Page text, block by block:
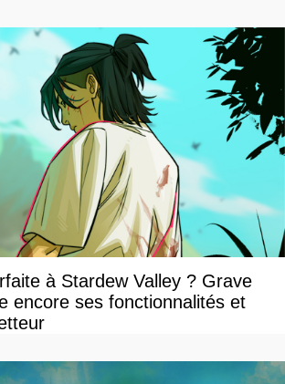
à Stardew Valley ? Grave
encore ses fonctionnalités et